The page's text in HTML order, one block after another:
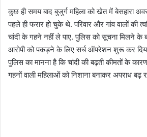
कुछ ही समय बाद बुजुर्ग महिला को खेत में बेसहारा
पहले ही फरार हो चुके थे. परिवार और गांव वालों की
चांदी के गहने नहीं ले पाए. पुलिस को सूचना मिलने के
आरोपी को पकड़ने के लिए सर्च ऑपरेशन शुरू कर
पुलिस का मानना है कि चांदी की बढ़ती कीमतों के कारण
गहनों वाली महिलाओं को निशाना बनाकर अपराध बढ़